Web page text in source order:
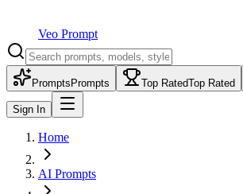
Veo Prompt
Prompts Prompts Top RatedTop Rated
Sign In
Home
AI Prompts